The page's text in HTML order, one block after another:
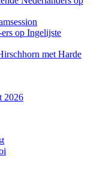
op Ingelijste
met Harde
2026